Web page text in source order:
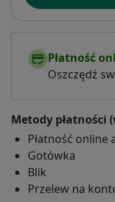
Płatność
Oszczędź
Metody płatności
Płatność online
Gotówka
Blik
Przelew na